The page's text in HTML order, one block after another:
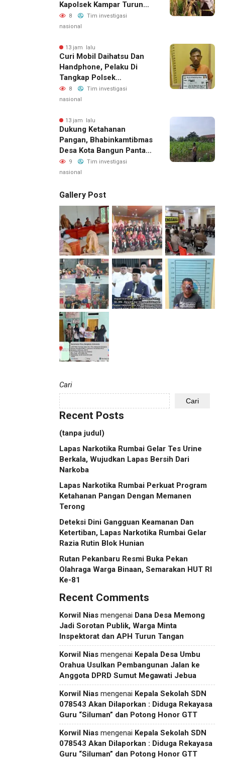
Kapolsek Kampar Turun
Langsung Panen Jagung
Di Sendayan
8
Tim investigasi
nasional
13 jam lalu
Curi Mobil Daihatsu Dan
Handphone, Pelaku Di
Tangkap Polsek
Perhentian Raja
8
Tim investigasi
nasional
13 jam lalu
Dukung Ketahanan
Pangan, Bhabinkamtibmas
Desa Kota Bangun Pantau
Perkembangan Tanaman
Jagung Milik Desa
9
Tim investigasi
nasional
Gallery Post
Cari
Cari
Recent Posts
(tanpa judul)
Lapas Narkotika Rumbai Gelar Tes Urine
Berkala, Wujudkan Lapas Bersih Dari
Narkoba
Lapas Narkotika Rumbai Perkuat Program
Ketahanan Pangan Dengan Memanen
Terong
Deteksi Dini Gangguan Keamanan Dan
Ketertiban, Lapas Narkotika Rumbai Gelar
Razia Rutin Blok Hunian
Rutan Pekanbaru Resmi Buka Pekan
Olahraga Warga Binaan, Semarakan HUT RI
Ke-81
Recent Comments
Korwil Nias mengenai Dana Desa Memong
Jadi Sorotan Publik, Warga Minta
Inspektorat dan APH Turun Tangan
Korwil Nias mengenai Kepala Desa Umbu
Orahua Usulkan Pembangunan Jalan ke
Anggota DPRD Sumut Megawati Jebua
Korwil Nias mengenai Kepala Sekolah SDN
078543 Akan Dilaporkan : Diduga Rekayasa
Guru “Siluman” dan Potong Honor GTT
Korwil Nias mengenai Kepala Sekolah SDN
078543 Akan Dilaporkan : Diduga Rekayasa
Guru “Siluman” dan Potong Honor GTT